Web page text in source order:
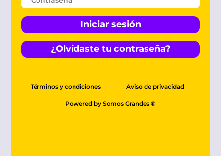
Iniciar sesión
¿Olvidaste tu contraseña?
Términos y condiciones Aviso de privacidad
Powered by Somos Grandes ®